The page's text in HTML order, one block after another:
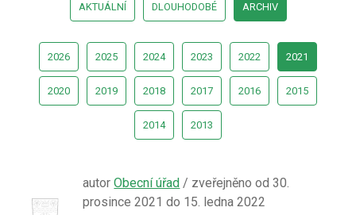
AKTUÁLNÍ DLOUHODOBÉ ARCHIV
2026 2025 2024 2023 2022 2021
2020 2019 2018 2017 2016 2015
2014 2013
autorObecní úřad / zveřejněno od 30.
prosince 2021 do 15. ledna 2022